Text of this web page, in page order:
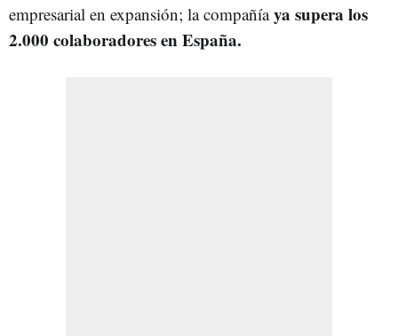
empresarial en expansión; la compañíaya supera los
2.000 colaboradores en España.